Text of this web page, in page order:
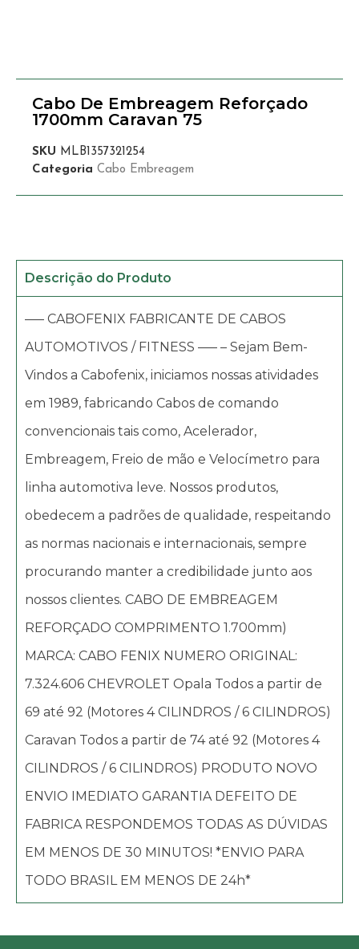
Cabo De Embreagem Reforçado
1700mm Caravan 75
SKU MLB1357321254
Categoria Cabo Embreagem
Descrição do Produto
—– CABOFENIX FABRICANTE DE CABOS
AUTOMOTIVOS / FITNESS —– – Sejam Bem-
Vindos a Cabofenix, iniciamos nossas atividades
em 1989, fabricando Cabos de comando
convencionais tais como, Acelerador,
Embreagem, Freio de mão e Velocímetro para
linha automotiva leve. Nossos produtos,
obedecem a padrões de qualidade, respeitando
as normas nacionais e internacionais, sempre
procurando manter a credibilidade junto aos
nossos clientes. CABO DE EMBREAGEM
REFORÇADO COMPRIMENTO 1.700mm)
MARCA: CABO FENIX NUMERO ORIGINAL:
7.324.606 CHEVROLET Opala Todos a partir de
69 até 92 (Motores 4 CILINDROS / 6 CILINDROS)
Caravan Todos a partir de 74 até 92 (Motores 4
CILINDROS / 6 CILINDROS) PRODUTO NOVO
ENVIO IMEDIATO GARANTIA DEFEITO DE
FABRICA RESPONDEMOS TODAS AS DÚVIDAS
EM MENOS DE 30 MINUTOS! *ENVIO PARA
TODO BRASIL EM MENOS DE 24h*